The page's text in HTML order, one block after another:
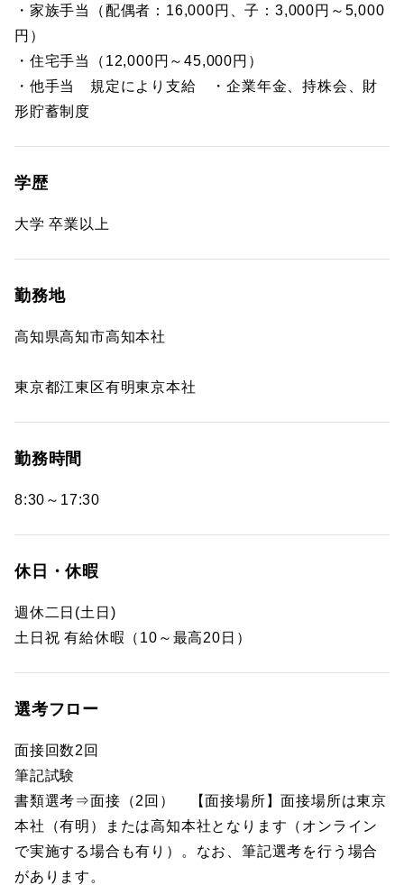
・家族手当（配偶者：16,000円、子：3,000円～5,000
円）
・住宅手当（12,000円～45,000円）
・他手当 規定により支給 ・企業年金、持株会、財
形貯蓄制度
学歴
大学 卒業以上
勤務地
高知県高知市高知本社
東京都江東区有明東京本社
勤務時間
8:30～17:30
休日・休暇
週休二日(土日)
土日祝 有給休暇（10～最高20日）
選考フロー
面接回数2回
筆記試験
書類選考⇒面接（2回） 【面接場所】面接場所は東京
本社（有明）または高知本社となります（オンライン
で実施する場合も有り）。なお、筆記選考を行う場合
があります。